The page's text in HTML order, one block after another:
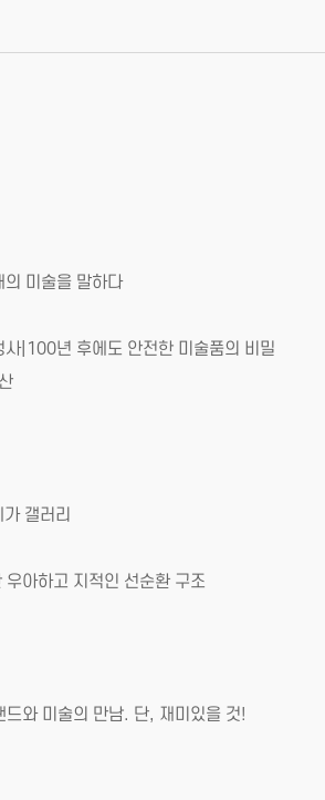
미술을 말하다
|100년 후에도 안전한 미술품의 비밀
갤러리
아하고 지적인 선순환 구조
와 미술의 만남. 단, 재미있을 것!